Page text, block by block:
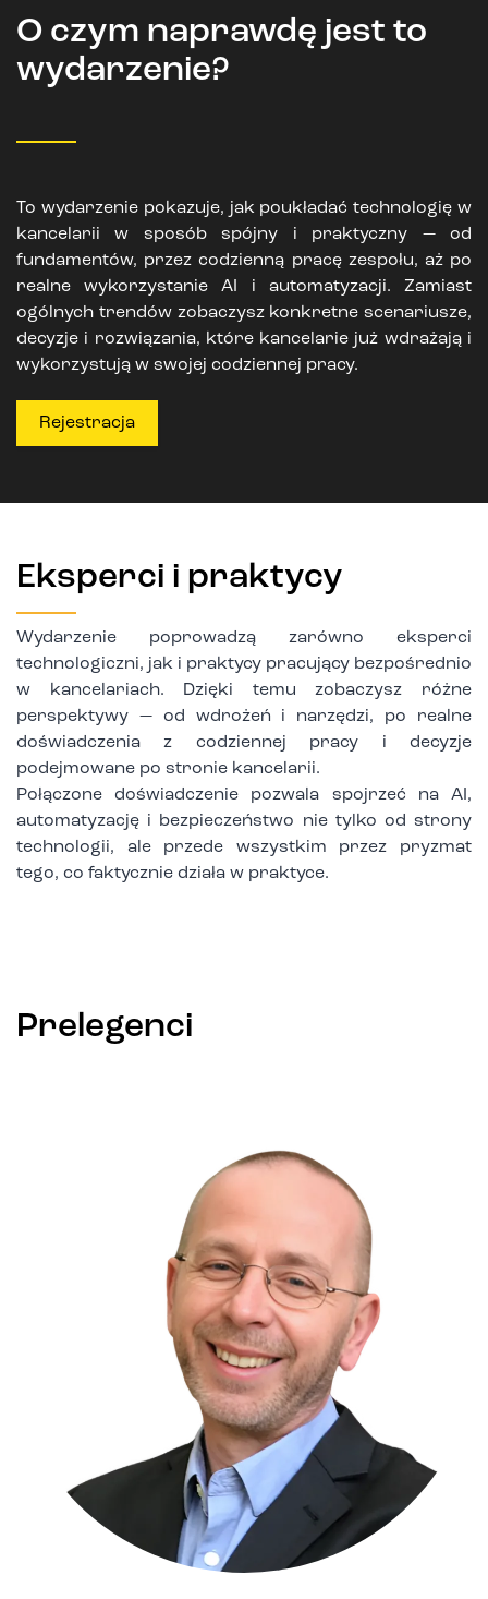
O czym naprawdę jest to
wydarzenie?
To wydarzenie pokazuje, jak poukładać technologię w
kancelarii w sposób spójny i praktyczny — od
fundamentów, przez codzienną pracę zespołu, aż po
realne wykorzystanie AI i automatyzacji. Zamiast
ogólnych trendów zobaczysz konkretne scenariusze,
decyzje i rozwiązania, które kancelarie już wdrażają i
wykorzystują w swojej codziennej pracy.
Rejestracja
Eksperci i praktycy
Wydarzenie poprowadzą zarówno eksperci
technologiczni, jak i praktycy pracujący bezpośrednio
w kancelariach. Dzięki temu zobaczysz różne
perspektywy — od wdrożeń i narzędzi, po realne
doświadczenia z codziennej pracy i decyzje
podejmowane po stronie kancelarii.
Połączone doświadczenie pozwala spojrzeć na AI,
automatyzację i bezpieczeństwo nie tylko od strony
technologii, ale przede wszystkim przez pryzmat
tego, co faktycznie działa w praktyce.
Prelegenci